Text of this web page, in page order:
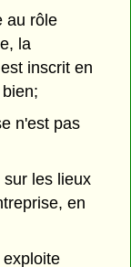
au rôle
la
inscrit en
n'est pas
les lieux
en